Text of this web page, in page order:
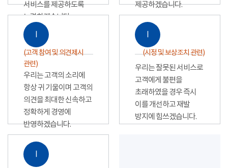
서비스를 제공하도록
노력하겠습니다.
제공하겠습니다.
Ⅰ
(고객 참여 및 의견제시
관련)
우리는 고객의 소리에
항상 귀 기울이며 고객의
의견을 최대한 신속하고
정확하게 경영에
반영하겠습니다.
Ⅰ
(시정 및 보상조치 관련)
우리는 잘못된 서비스로
고객에게 불편을
초래하였을 경우 즉시
이를 개선하고 재발
방지에 힘쓰겠습니다.
Ⅰ